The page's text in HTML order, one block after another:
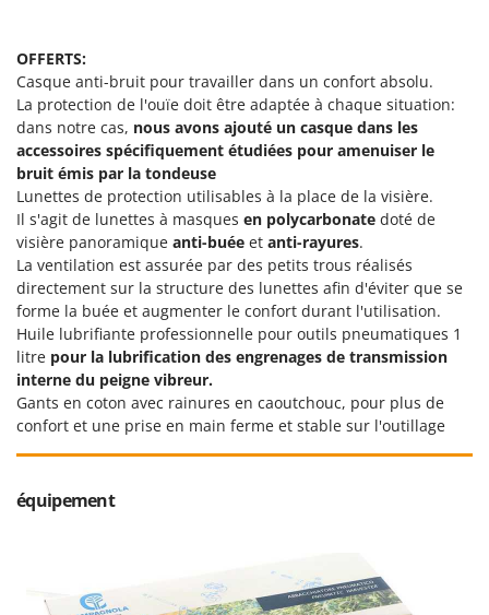
Masterpro
McCulloch
MCH
Michelin
Mille
Minox
Mockmill
More than chef
MOSA
MOVA
Mowox
MTD
N
New O.M.R.A.
Novatec
OFFERTS:
Casque anti-bruit pour travailler dans un confort absolu.
La protection de l'ouïe doit être adaptée à chaque situation:
dans notre cas, nous avons ajouté un casque dans les
accessoires spécifiquement étudiées pour amenuiser le
bruit émis par la tondeuse
Lunettes de protection utilisables à la place de la visière.
Il s'agit de lunettes à masques en polycarbonate doté de
visière panoramique anti-buée et anti-rayures.
La ventilation est assurée par des petits trous réalisés
directement sur la structure des lunettes afin d'éviter que se
forme la buée et augmenter le confort durant l'utilisation.
Huile lubrifiante professionnelle pour outils pneumatiques 1
litre pour la lubrification des engrenages de transmission
interne du peigne vibreur.
Gants en coton avec rainures en caoutchouc, pour plus de
confort et une prise en main ferme et stable sur l'outillage
équipement